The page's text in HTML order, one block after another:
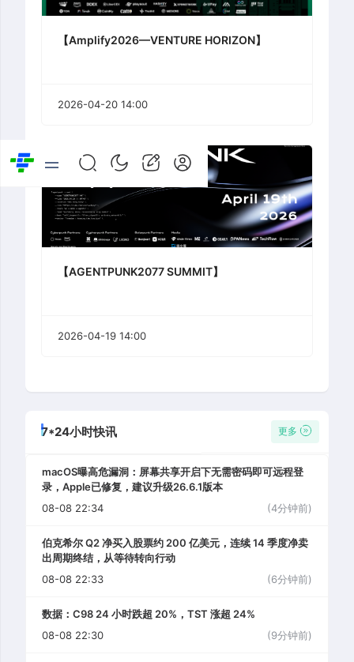
【Amplify2026—VENTURE HORIZON】
2026-04-20 14:00
【AGENTPUNK2077 SUMMIT】
2026-04-19 14:00
7*24小时快讯 更多
macOS曝高危漏洞：屏幕共享开启下无需密码即可远程登
录，Apple已修复，建议升级26.6.1版本
08-08 22:34
(4分钟前)
伯克希尔 Q2 净买入股票约 200 亿美元，连续 14 季度净卖
出周期终结，从等待转向行动
08-08 22:33
(6分钟前)
数据：C98 24 小时跌超 20%，TST 涨超 24%
08-08 22:30
(9分钟前)